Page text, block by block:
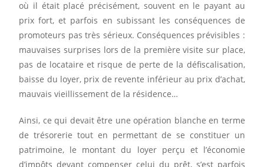
où il était placé précisément, souvent en le payant au
prix fort, et parfois en subissant les conséquences de
promoteurs pas très sérieux. Conséquences prévisibles :
mauvaises surprises lors de la première visite sur place,
pas de locataire et risque de perte de la défiscalisation,
baisse du loyer, prix de revente inférieur au prix d’achat,
mauvais vieillissement de la résidence…
Ainsi, ce qui devait être une opération blanche en terme
de trésorerie tout en permettant de se constituer un
patrimoine, le montant du loyer perçu et l’économie
d’impôts devant compenser celui du prêt, s’est parfois